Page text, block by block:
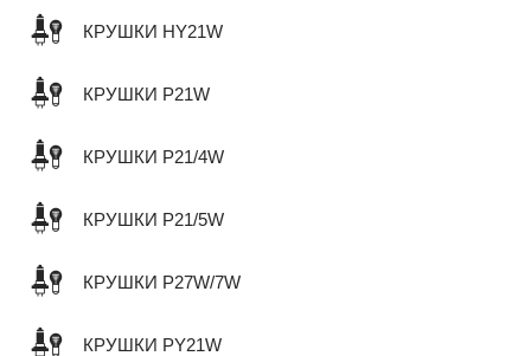
КРУШКИ HY21W
КРУШКИ P21W
КРУШКИ P21/4W
КРУШКИ P21/5W
КРУШКИ P27W/7W
КРУШКИ PY21W